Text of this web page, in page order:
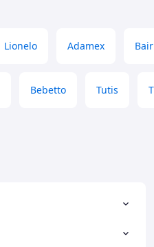
Lionelo Adamex Bair
Bebetto Tutis